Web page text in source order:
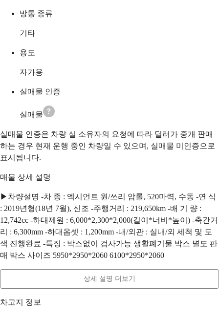
방통 종류
기타
용도
자가용
실매물 인증
실매물
실매물 인증은 차량 실 소유자의 요청에 따라 딜러가 중개 판매
하는 경우 현재 운행 중인 차량일 수 있으며, 실매물 미인증으로
표시됩니다.
매물 상세 설명
▶차량설명 -차 종 : 엑시언트 원/쓰리 암롤, 520마력, 수동 -연 식
: 2019년형(18년 7월), 신조 -주행거리 : 219,650km -배 기 량 :
12,742cc -하대제원 : 6,000*2,300*2,000(길이*너비*높이) -축간거
리 : 6,300mm -하대옵셋 : 1,200mm -내/외관 : 실내/외 세척 및 도
색 진행완료 -특징 : 박스없이 검사가능 생활폐기물 박스 별도 판
매 박스 사이즈 5950*2950*2060 6100*2950*2060
상세 설명 더보기
차고지 정보